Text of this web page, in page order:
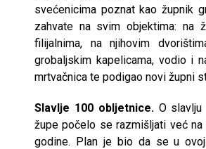
svećenicima poznat kao župnik
zahvate na svim objektima: na
filijalnima, na njihovim
grobaljskim kapelicama, vodio i
mrtvačnica te podigao novi župni
Slavlje 100 obljetnice. O
župe počelo se razmišljati već
godine. Plan je bio da se u